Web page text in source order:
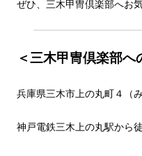
ぜひ、三木甲冑倶楽部へお
＜三木甲冑倶楽部へ
兵庫県三木市上の丸町４（
神戸電鉄三木上の丸駅から